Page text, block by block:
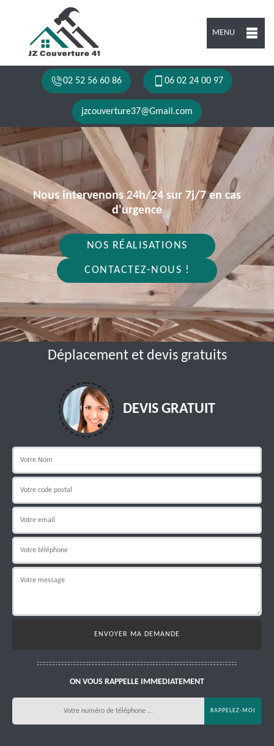
MENU
02 52 56 60 86 06 02 24 00 97
jzcouverture37@Gmail.com
Nous intervenons 24h/24 sur 7j/7 en cas
d'urgence
NOS RÉALISATIONS
CONTACTEZ-NOUS !
Déplacement et devis gratuits
DEVIS GRATUIT
ON VOUS RAPPELLE IMMEDIATEMENT